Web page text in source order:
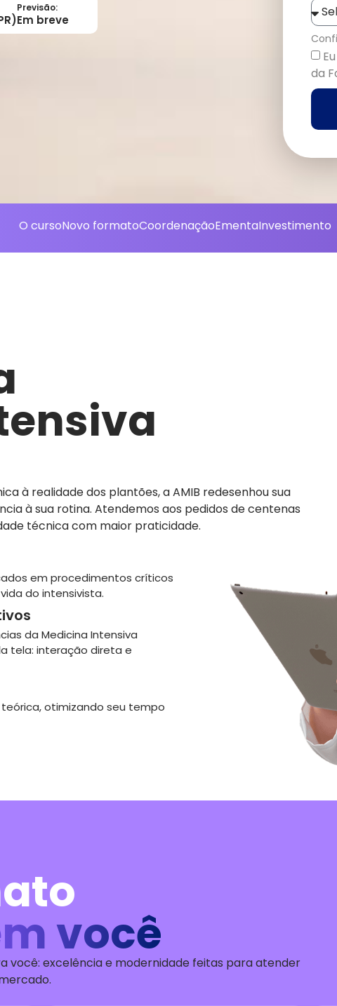
Previsão:
Em breve
da
O cursoNovo formatoCoordenaçãoEmentaInvestimento
à realidade dos plantões, a AMIB redesenhou sua
à sua rotina. Atendemos aos pedidos de centenas
técnica com maior praticidade.
em procedimentos críticos
do intensivista.
da Medicina Intensiva
tela: interação direta e
otimizando seu tempo
você
você: excelência e modernidade feitas para atender
.